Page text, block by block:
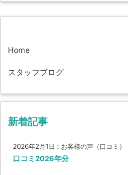
Home
スタッフブログ
新着記事
2026年2月1日 : お客様の声（口コミ）
口コミ2026年分